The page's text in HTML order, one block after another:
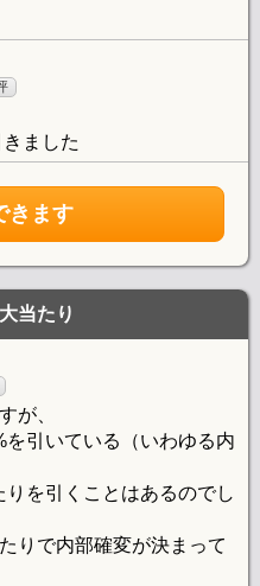
ました
きます
当たり
が、
引いている（いわゆる内
を引くことはあるのでし
りで内部確変が決まって